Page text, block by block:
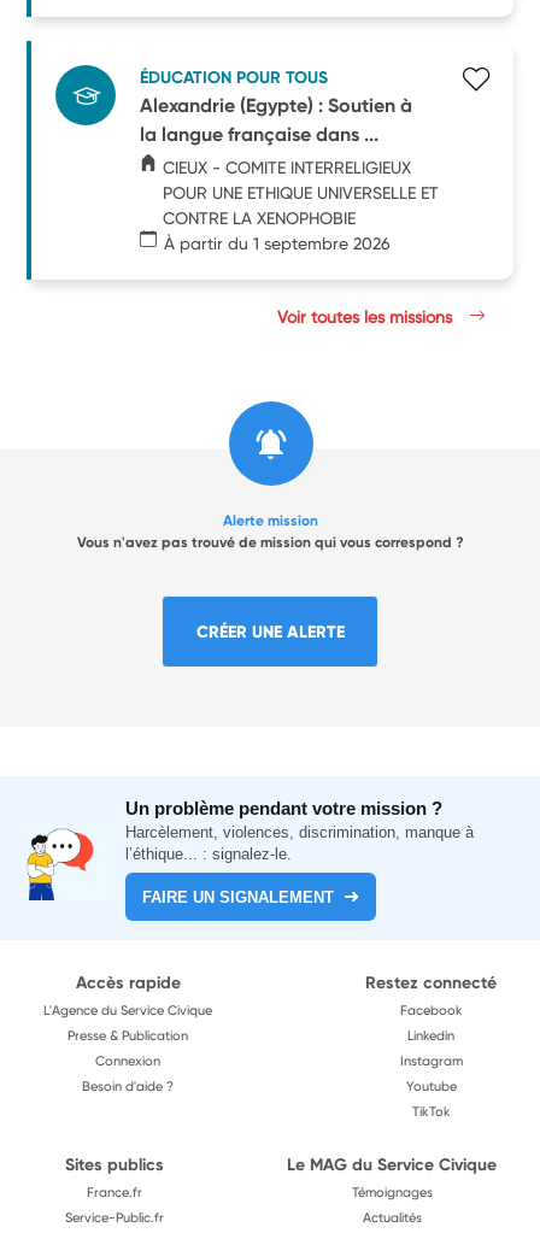
ÉDUCATION POUR TOUS
Alexandrie (Egypte) : Soutien à
la langue française dans ...
CIEUX - COMITE INTERRELIGIEUX
POUR UNE ETHIQUE UNIVERSELLE ET
CONTRE LA XENOPHOBIE
À partir du 1 septembre 2026
Voir toutes les missions
Alerte mission
Vous n'avez pas trouvé de mission qui vous correspond ?
CRÉER UNE ALERTE
Un problème pendant votre mission ?
Harcèlement, violences, discrimination, manque à
l’éthique... : signalez-le.
FAIRE UN SIGNALEMENT
Accès rapide
L'Agence du Service Civique
Presse & Publication
Connexion
Besoin d'aide ?
Restez connecté
Facebook
Linkedin
Instagram
Youtube
TikTok
Sites publics
France.fr
Service-Public.fr
Le MAG du Service Civique
Témoignages
Actualités